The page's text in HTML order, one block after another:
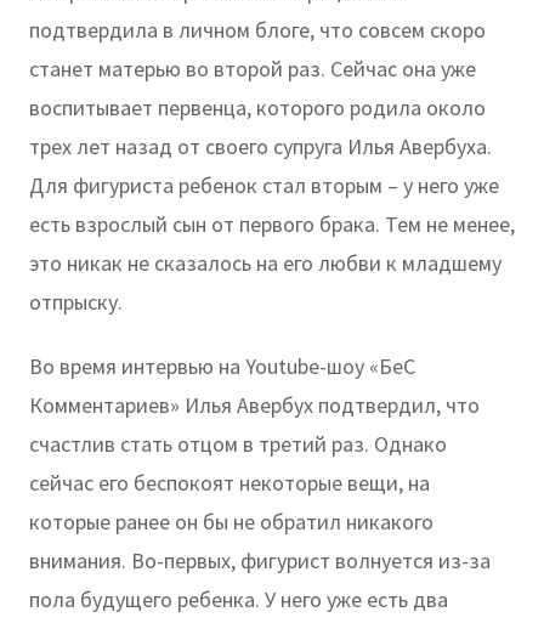
подтвердила в личном блоге, что совсем скоро
станет матерью во второй раз. Сейчас она уже
воспитывает первенца, которого родила около
трех лет назад от своего супруга Илья Авербуха.
Для фигуриста ребенок стал вторым – у него уже
есть взрослый сын от первого брака. Тем не менее,
это никак не сказалось на его любви к младшему
отпрыску.
Во время интервью на Youtube-шоу «БеС
Комментариев» Илья Авербух подтвердил, что
счастлив стать отцом в третий раз. Однако
сейчас его беспокоят некоторые вещи, на
которые ранее он бы не обратил никакого
внимания. Во-первых, фигурист волнуется из-за
пола будущего ребенка. У него уже есть два